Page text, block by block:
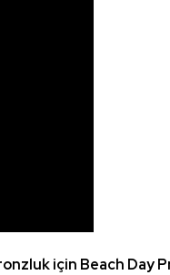
için Beach Day